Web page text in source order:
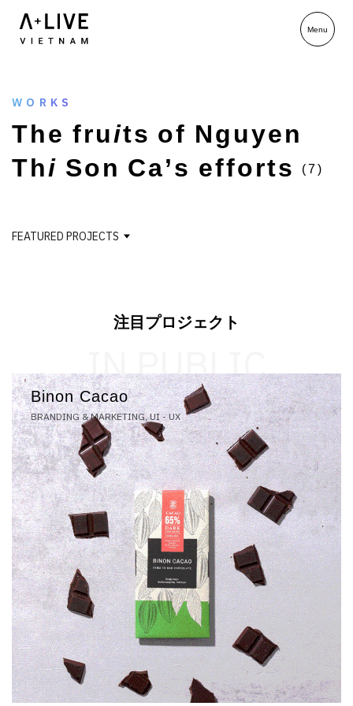
WORKS
The fruits of Nguyen
Thi Son Ca’s efforts (7)
FEATURED PROJECTS
注目プロジェクト
IN PUBLIC
Binon Cacao
BRANDING & MARKETING, UI - UX